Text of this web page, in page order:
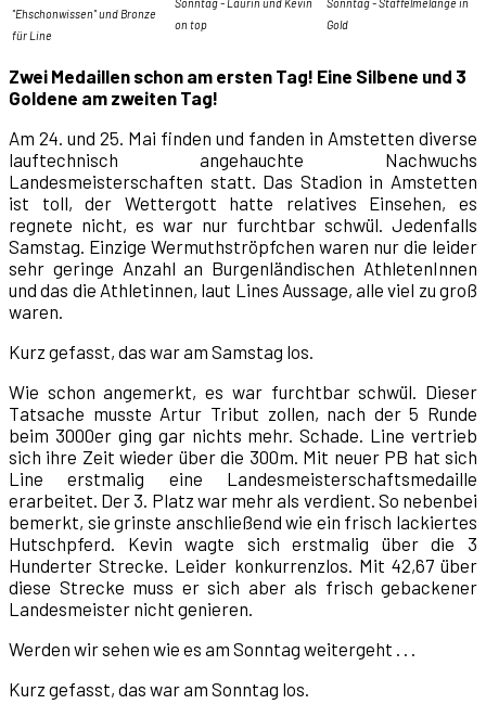
"Ehschonwissen" und Bronze
für Line
Sonntag - Laurin und Kevin
on top
Sonntag - Staffelmelange in
Gold
Zwei Medaillen schon am ersten Tag! Eine Silbene und 3
Goldene am zweiten Tag!
Am 24. und 25. Mai finden und fanden in Amstetten diverse
lauftechnisch angehauchte Nachwuchs
Landesmeisterschaften statt. Das Stadion in Amstetten
ist toll, der Wettergott hatte relatives Einsehen, es
regnete nicht, es war nur furchtbar schwül. Jedenfalls
Samstag. Einzige Wermuthströpfchen waren nur die leider
sehr geringe Anzahl an Burgenländischen AthletenInnen
und das die Athletinnen, laut Lines Aussage, alle viel zu groß
waren.
Kurz gefasst, das war am Samstag los.
Wie schon angemerkt, es war furchtbar schwül. Dieser
Tatsache musste Artur Tribut zollen, nach der 5 Runde
beim 3000er ging gar nichts mehr. Schade. Line vertrieb
sich ihre Zeit wieder über die 300m. Mit neuer PB hat sich
Line erstmalig eine Landesmeisterschaftsmedaille
erarbeitet. Der 3. Platz war mehr als verdient. So nebenbei
bemerkt, sie grinste anschließend wie ein frisch lackiertes
Hutschpferd. Kevin wagte sich erstmalig über die 3
Hunderter Strecke. Leider konkurrenzlos. Mit 42,67 über
diese Strecke muss er sich aber als frisch gebackener
Landesmeister nicht genieren.
Werden wir sehen wie es am Sonntag weitergeht . . .
Kurz gefasst, das war am Sonntag los.